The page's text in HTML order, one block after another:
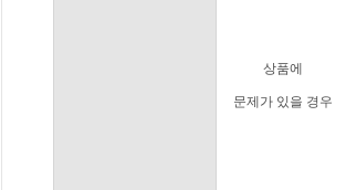
상품에
문제가 있을 경우